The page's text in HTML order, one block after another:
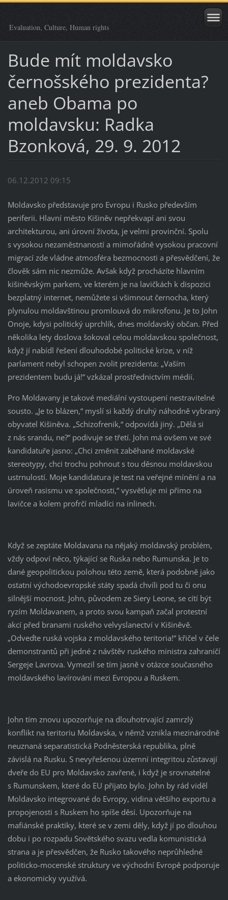
Evaluation, Culture, Human rights
Bude mít moldavsko
černošského prezidenta?
aneb Obama po
moldavsku: Radka
Bzonková, 29. 9. 2012
06.12.2012 09:15
Moldavsko představuje pro Evropu i Rusko především
periferii. Hlavní město Kišiněv nepřekvapí ani svou
architekturou, ani úrovní života, je velmi provinční. Spolu
s vysokou nezaměstnaností a mimořádně vysokou pracovní
migrací zde vládne atmosféra bezmocnosti a přesvědčení, že
člověk sám nic nezmůže. Avšak když procházíte hlavním
kišiněvským parkem, ve kterém je na lavičkách k dispozici
bezplatný internet, nemůžete si všimnout černocha, který
plynulou moldavštinou promlouvá do mikrofonu. Je to John
Onoje, kdysi politický uprchlík, dnes moldavský občan. Před
několika lety doslova šokoval celou moldavskou společnost,
když jí nabídl řešení dlouhodobé politické krize, v níž
parlament nebyl schopen zvolit prezidenta: „Vaším
prezidentem budu já!“ vzkázal prostřednictvím médií.
Pro Moldavany je takové mediální vystoupení nestravitelné
sousto. „Je to blázen,“ myslí si každý druhý náhodně vybraný
obyvatel Kišiněva. „Schizofrenik,“ odpovídá jiný. „Dělá si
z nás srandu, ne?“ podivuje se třetí. John má ovšem ve své
kandidatuře jasno: „Chci změnit zaběhané moldavské
stereotypy, chci trochu pohnout s tou děsnou moldavskou
ustrnulostí. Moje kandidatura je test na veřejné mínění a na
úroveň rasismu ve společnosti,“ vysvětluje mi přímo na
lavičce a kolem profrčí mladíci na inlinech.
Když se zeptáte Moldavana na nějaký moldavský problém,
vždy odpoví něco, týkající se Ruska nebo Rumunska. Je to
dané geopolitickou polohou této země, která podobně jako
ostatní východoevropské státy spadá chvíli pod tu či onu
silnější mocnost. John, původem ze Siery Leone, se cítí být
ryzím Moldavanem, a proto svou kampaň začal protestní
akcí před branami ruského velvyslanectví v Kišiněvě.
„Odveďte ruská vojska z moldavského teritoria!“ křičel v čele
demonstrantů při jedné z návštěv ruského ministra zahraničí
Sergeje Lavrova. Vymezil se tím jasně v otázce současného
moldavského lavírování mezi Evropou a Ruskem.
John tím znovu upozorňuje na dlouhotrvající zamrzlý
konflikt na teritoriu Moldavska, v němž vznikla mezinárodně
neuznaná separatistická Podněsterská republika, plně
závislá na Rusku. S nevyřešenou územní integritou zůstavají
dveře do EU pro Moldavsko zavřené, i když je srovnatelné
s Rumunskem, které do EU přijato bylo. John by rád viděl
Moldavsko integrované do Evropy, vidina většího exportu a
propojenosti s Ruskem ho spíše děsí. Upozorňuje na
mafiánské praktiky, které se v zemi děly, když jí po dlouhou
dobu i po rozpadu Sovětského svazu vedla komunistická
strana a je přesvědčen, že Rusko takového neprůhledné
politicko-mocenské struktury ve východní Evropě podporuje
a ekonomicky využívá.